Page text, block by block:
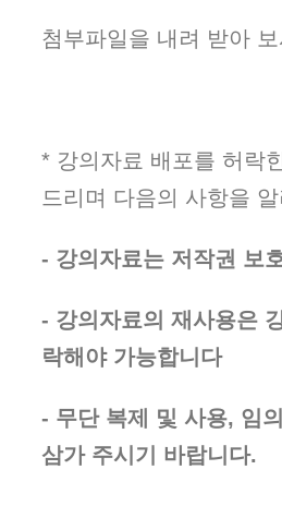
첨부파일을 내려 받아
* 강의자료 배포를 허락
드리며 다음의 사항을
- 강의자료는 저작권 보
- 강의자료의 재사용은
락해야 가능합니다
- 무단 복제 및 사용, 임
삼가 주시기 바랍니다.